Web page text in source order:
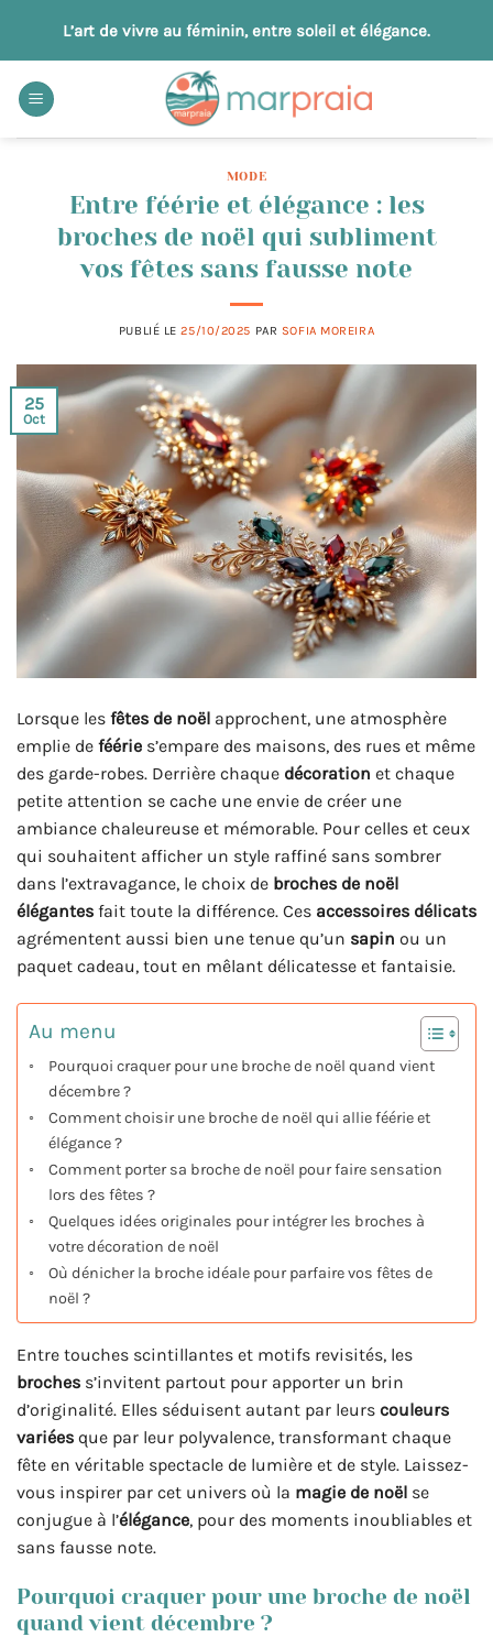
contenu
L’art de vivre au féminin, entre soleil et élégance.
MODE
Entre féérie et élégance : les
broches de noël qui subliment
vos fêtes sans fausse note
PUBLIÉ LE25/10/2025 PAR SOFIA MOREIRA
25
Oct
Lorsque les fêtes de noël approchent, une atmosphère
emplie de féérie s’empare des maisons, des rues et même
des garde-robes. Derrière chaque décoration et chaque
petite attention se cache une envie de créer une
ambiance chaleureuse et mémorable. Pour celles et ceux
qui souhaitent afficher un style raffiné sans sombrer
dans l’extravagance, le choix de broches de noël
élégantes fait toute la différence. Ces accessoires délicats
agrémentent aussi bien une tenue qu’un sapin ou un
paquet cadeau, tout en mêlant délicatesse et fantaisie.
Au menu
Pourquoi craquer pour une broche de noël quand vient
décembre ?
Comment choisir une broche de noël qui allie féérie et
élégance ?
Comment porter sa broche de noël pour faire sensation
lors des fêtes ?
Quelques idées originales pour intégrer les broches à
votre décoration de noël
Où dénicher la broche idéale pour parfaire vos fêtes de
noël ?
Entre touches scintillantes et motifs revisités, les
broches s’invitent partout pour apporter un brin
d’originalité. Elles séduisent autant par leurs couleurs
variées que par leur polyvalence, transformant chaque
fête en véritable spectacle de lumière et de style. Laissez-
vous inspirer par cet univers où la magie de noël se
conjugue à l’élégance, pour des moments inoubliables et
sans fausse note.
Pourquoi craquer pour une broche de noël
quand vient décembre ?